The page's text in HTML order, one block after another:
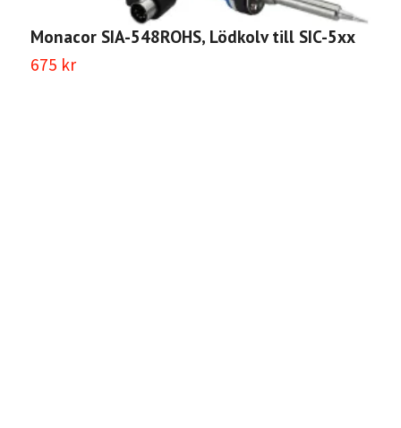
Monacor SIA-548ROHS, Lödkolv till SIC-5xx
675 kr